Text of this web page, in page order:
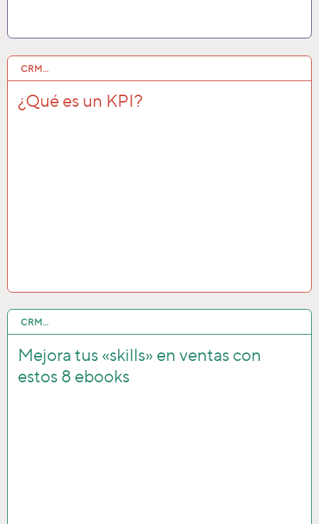
CRM…
¿Qué es un KPI?
14 ENE 2021
CRM…
Mejora tus «skills» en ventas con
estos 8 ebooks
28 OCT 2020